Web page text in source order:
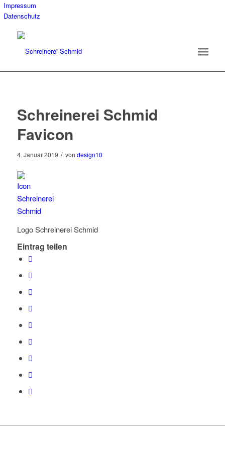
Impressum
Datenschutz
Schreinerei Schmid
Favicon
4. Januar 2019 / von design10
Logo Schreinerei Schmid
Eintrag teilen